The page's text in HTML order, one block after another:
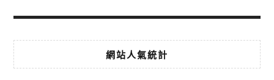
網站人氣統計